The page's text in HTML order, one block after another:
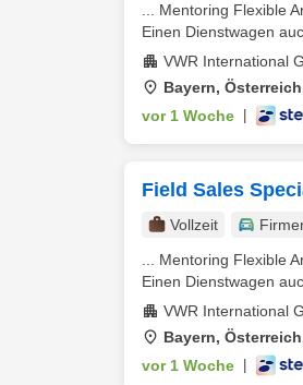
... Mentoring Flexible
Einen Dienstwagen
VWR International
Bayern,
vor 1 Woche
Field Sales
Vollzeit
... Mentoring Flexible
Einen Dienstwagen
VWR International
Bayern,
vor 1 Woche